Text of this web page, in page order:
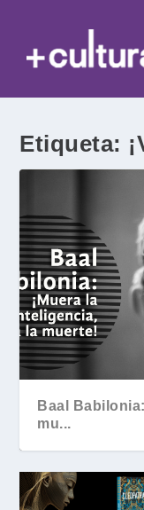
Etiqueta:
Baal
mu...